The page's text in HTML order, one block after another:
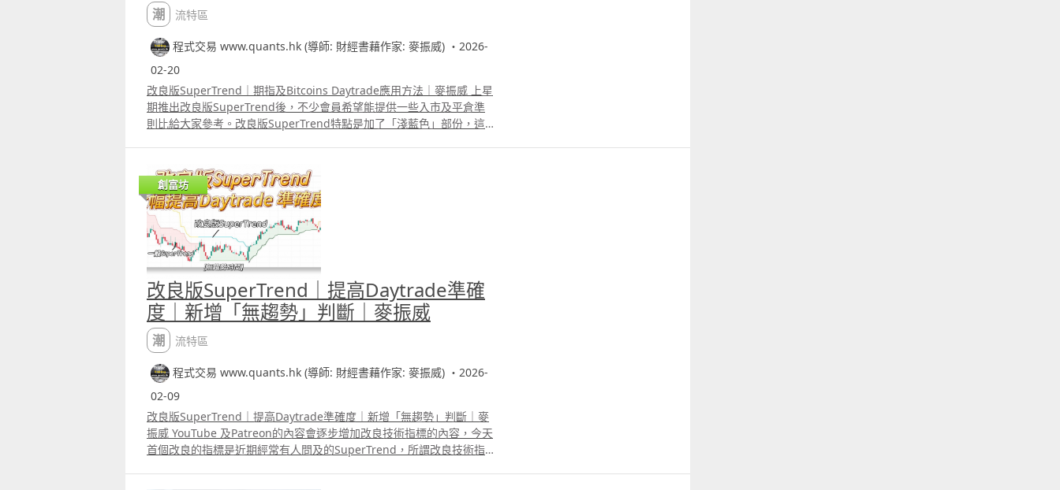
潮流特區
程式交易 www.quants.hk (導師: 財經書藉作家: 麥振威) ・2026-
02-20
改良版SuperTrend｜期指及Bitcoins Daytrade應用方法｜麥振威 上星
期推出改良版SuperTrend後，不少會員希望能提供一些入市及平倉準
則比給大家參考。改良版SuperTrend特點是加了「淺藍色」部份，這
良版SuperTrend除了可daytrade期指外，daytrade 比特幣也同樣適
合。 但筆者強調這些應用方法只是給大家參考，今次推出一個
indicator而非像過去一樣推出完整strategy就是希望大家可以嘗試不同
的應用方法，就像大家bollingerrsquo;s band 、MACD等，每個人的
應用方法也可能會有不同。
創富坊
改良版SuperTrend｜提高Daytrade準確
度｜新增「無趨勢」判斷｜麥振威
潮流特區
程式交易 www.quants.hk (導師: 財經書藉作家: 麥振威) ・2026-
02-09
改良版SuperTrend｜提高Daytrade準確度｜新增「無趨勢」判斷｜麥
振威 YouTube 及Patreon的內容會逐步增加改良技術指標的內容，今天
首個改良的指標是近期經常有人問及的SuperTrend，所謂改良技術指